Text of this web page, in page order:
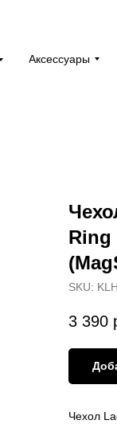
Аксессуары
Ring
SKU:
3 390
Чехол